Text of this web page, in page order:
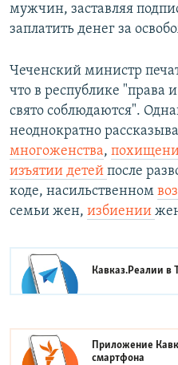
мужчин, заставляя
заплатить денег за
Чеченский министр
что в республике "права
свято соблюдаются".
неоднократно
многоженства,
изъятии детей после
коде, насильственном
семьи жен, избиении
Кавказ.Реалии в
Приложение
смартфона